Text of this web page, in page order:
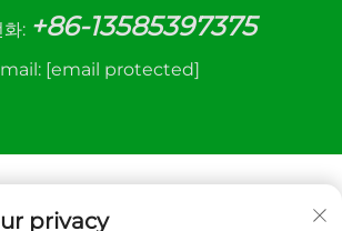
화: +86-13585397375
[email protected]
privacy